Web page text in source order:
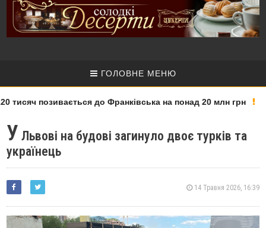
ГОЛОВНЕ МЕНЮ
позивається до Франківська на понад 20 млн грн
У Львові на будові загинуло двоє турків та
українець
14 Травня 2026, 16:39